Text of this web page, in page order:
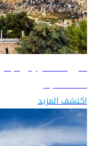
دليل السفر إلى لبنان
اكتشف لبنان
اكتشف المزيد